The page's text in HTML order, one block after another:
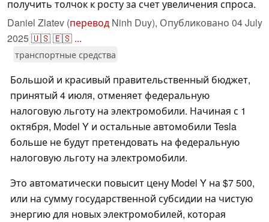
получить толчок к росту за счет увеличения спроса.
Daniel Zlatev (перевод Ninh Duy), Опубликовано 04 July
2025🇺🇸🇪🇸 ...
транспортные средства
Большой и красивый правительственный бюджет,
принятый 4 июля, отменяет федеральную
налоговую льготу на электромобили. Начиная с 1
октября, Model Y и остальные автомобили Tesla
больше не будут претендовать на федеральную
налоговую льготу на электромобили.
Это автоматически повысит цену Model Y на $7 500,
или на сумму государственной субсидии на чистую
энергию для новых электромобилей, которая